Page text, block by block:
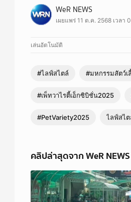
WeR NEWS
เผยแพร่ 11 ต.ค. 2568 เวลา
เล่นอัตโนมัติ
#ไลฟ์สไตล์ #มหกรรมสัตว์เ
#เพ็ทวาไรตี้เอ็กซิบิชั่น2025
#PetVariety2025 ไลฟ์สไต
คลิปล่าสุดจาก WeR NEWS